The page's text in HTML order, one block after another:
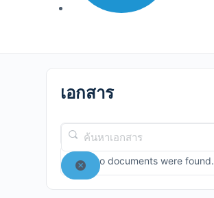
เอกสาร
ค้นหา
เอกสาร
ล้าง
หมวด
Sorry, no documents were found.